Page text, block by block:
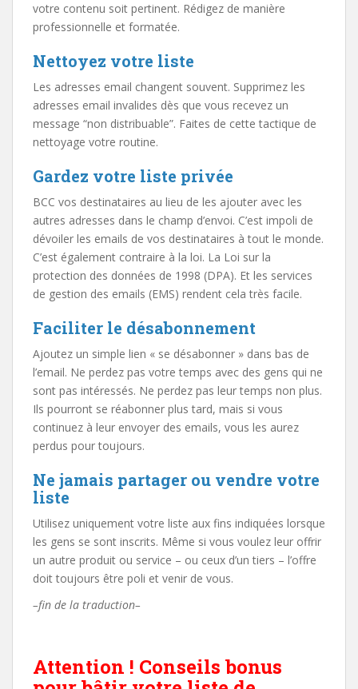
votre contenu soit pertinent. Rédigez de manière
professionnelle et formatée.
Nettoyez votre liste
Les adresses email changent souvent. Supprimez les
adresses email invalides dès que vous recevez un
message “non distribuable”. Faites de cette tactique de
nettoyage votre routine.
Gardez votre liste privée
BCC vos destinataires au lieu de les ajouter avec les
autres adresses dans le champ d’envoi. C’est impoli de
dévoiler les emails de vos destinataires à tout le monde.
C’est également contraire à la loi. La Loi sur la
protection des données de 1998 (DPA). Et les services
de gestion des emails (EMS) rendent cela très facile.
Faciliter le désabonnement
Ajoutez un simple lien « se désabonner » dans bas de
l’email. Ne perdez pas votre temps avec des gens qui ne
sont pas intéressés. Ne perdez pas leur temps non plus.
Ils pourront se réabonner plus tard, mais si vous
continuez à leur envoyer des emails, vous les aurez
perdus pour toujours.
Ne jamais partager ou vendre votre
liste
Utilisez uniquement votre liste aux fins indiquées lorsque
les gens se sont inscrits. Même si vous voulez leur offrir
un autre produit ou service – ou ceux d’un tiers – l’offre
doit toujours être poli et venir de vous.
–fin de la traduction–
Attention ! Conseils bonus